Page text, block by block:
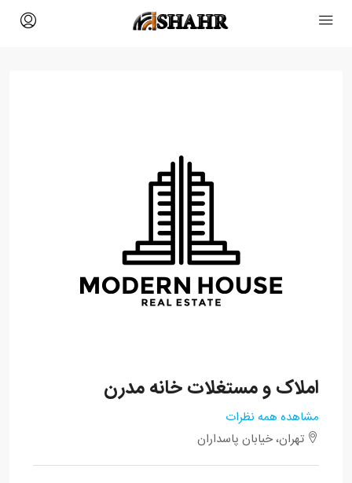
املاک و مستغلات خانه مدرن
مشاهده همه نظرات
تهران، خیابان پاسداران